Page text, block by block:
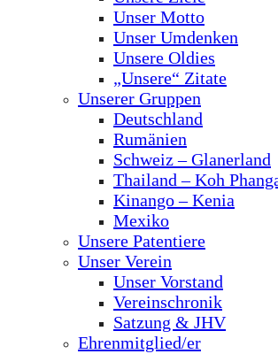
Unser Motto
Unser Umdenken
Unsere Oldies
„Unsere“ Zitate
Unserer Gruppen
Deutschland
Rumänien
Schweiz – Glanerland
Thailand – Koh
Kinango – Kenia
Mexiko
Unsere Patentiere
Unser Verein
Unser Vorstand
Vereinschronik
Satzung & JHV
Ehrenmitglied/er